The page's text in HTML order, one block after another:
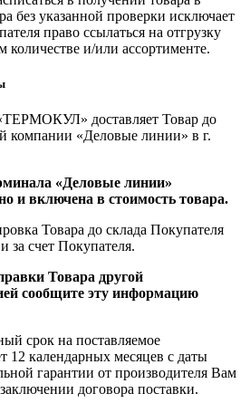
без указанной проверки исключает
право ссылаться на отгрузку
количестве и/или ассортименте.
доставляет Товар до
компании «Деловые линии» в г.
«Деловые линии»
и включена в стоимость товара.
Товара до склада Покупателя
за счет Покупателя.
Товара другой
сообщите эту информацию
срок на поставляемое
12 календарных месяцев с даты
гарантии от производителя Вам
договора поставки.